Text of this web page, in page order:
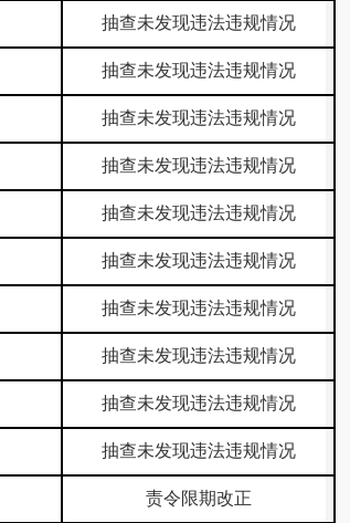
抽查未发现违法违规情况
抽查未发现违法违规情况
抽查未发现违法违规情况
抽查未发现违法违规情况
抽查未发现违法违规情况
抽查未发现违法违规情况
抽查未发现违法违规情况
抽查未发现违法违规情况
抽查未发现违法违规情况
抽查未发现违法违规情况
责令限期改正